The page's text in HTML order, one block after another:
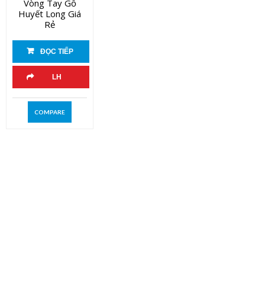
Vòng Tay Gỗ
Huyết Long Giá
Rẻ
ĐỌC TIẾP
LH
COMPARE